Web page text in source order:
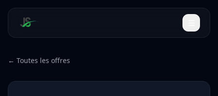
← Toutes les offres